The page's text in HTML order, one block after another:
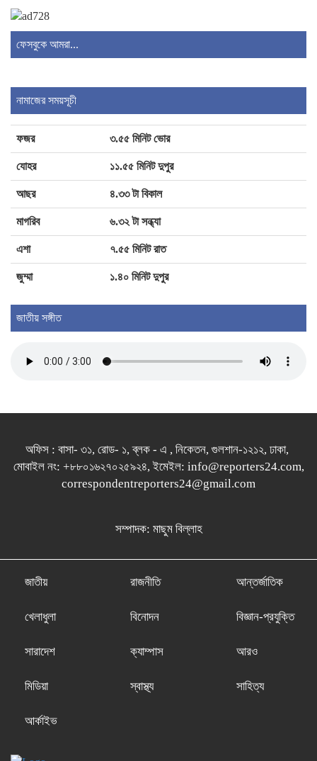
ব্রাজিলে হেলিকপ্টার বিধ্বস্ত হয়ে চালকসহ নিহত
৪
ধূমপায়ীদের রক্তে মাইক্রোপ্লাস্টিক, রয়েছে হার্ট
ফেসবুকে আমরা...
নামাজের সময়সূচী
ফজর ৩.৫৫ মিনিট ভোর
যোহর ১১.৫৫ মিনিট দুপুর
আছর ৪.৩৩ টা বিকাল
মাগরিব ৬.৩২ টা সন্ধ্যা
এশা ৭.৫৫ মিনিট রাত
জুম্মা ১.৪০ মিনিট দুপুর
জাতীয় সঙ্গীত
অফিস : বাসা- ৩১, রোড- ১, ব্লক - এ , নিকেতন, গুলশান-১২১২, ঢাকা,
মোবাইল নং: +৮৮০১৬২৭০২৫৯২৪, ইমেইল: info@reporters24.com,
correspondentreporters24@gmail.com
সম্পাদক: মাছুম বিল্লাহ
জাতীয় রাজনীতি আন্তর্জাতিক
খেলাধুলা বিনোদন বিজ্ঞান-প্রযুক্তি
সারাদেশ ক্যাম্পাস আরও
মিডিয়া স্বাস্থ্য সাহিত্য
আর্কাইভ